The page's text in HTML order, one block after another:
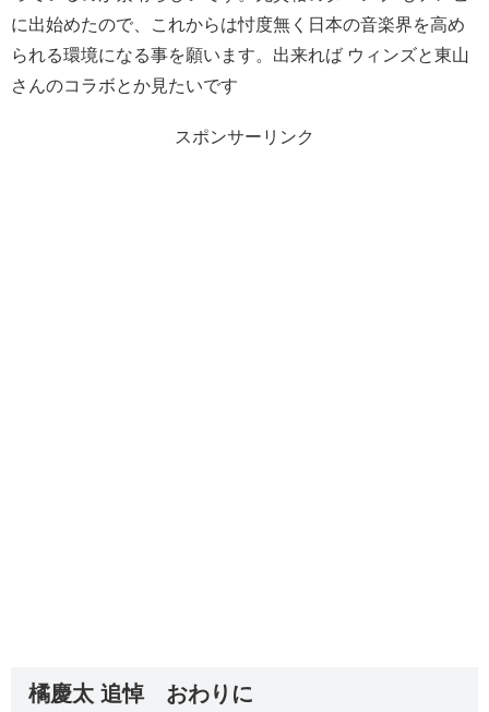
に出始めたので、これからは忖度無く日本の音楽界を高め
られる環境になる事を願います。出来れば ウィンズと東山
さんのコラボとか見たいです
スポンサーリンク
橘慶太 追悼 おわりに